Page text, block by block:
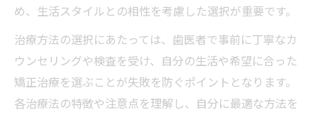
め、生活スタイルとの相性を考慮した選択が重要です。
治療方法の選択にあたっては、歯医者で事前に丁寧なカ
ウンセリングや検査を受け、自分の生活や希望に合った
矯正治療を選ぶことが失敗を防ぐポイントとなります。
各治療法の特徴や注意点を理解し、自分に最適な方法を